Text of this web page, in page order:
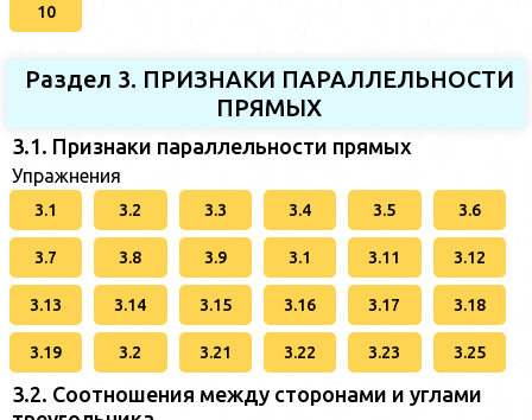
10
Раздел 3. ПРИЗНАКИ ПАРАЛЛЕЛЬНОСТИ
ПРЯМЫХ
3.1. Признаки параллельности прямых
Упражнения
3.1 3.2 3.3 3.4 3.5 3.6
3.7 3.8 3.9 3.1 3.11 3.12
3.13 3.14 3.15 3.16 3.17 3.18
3.19 3.2 3.21 3.22 3.23 3.25
3.2. Соотношения между сторонами и углами